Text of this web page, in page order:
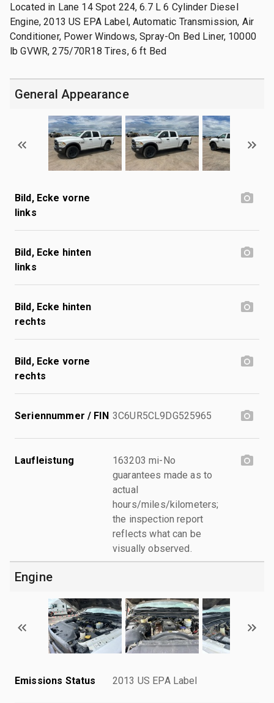
Located in Lane 14 Spot 224, 6.7 L 6 Cylinder Diesel
Engine, 2013 US EPA Label, Automatic Transmission, Air
Conditioner, Power Windows, Spray-On Bed Liner, 10000
lb GVWR, 275/70R18 Tires, 6 ft Bed
General Appearance
Bild, Ecke vorne
links
Bild, Ecke hinten
links
Bild, Ecke hinten
rechts
Bild, Ecke vorne
rechts
Seriennummer / FIN 3C6UR5CL9DG525965
Laufleistung
163203 mi-No
guarantees made as to
actual
hours/miles/kilometers;
the inspection report
reflects what can be
visually observed.
Engine
Emissions Status 2013 US EPA Label